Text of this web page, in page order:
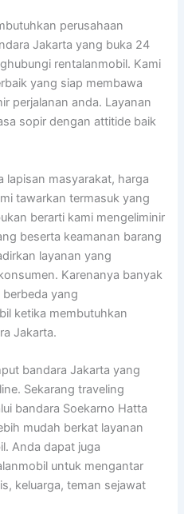
perusahaan
Jakarta yang buka 24
rentalanmobil. Kami
yang siap membawa
perjalanan anda. Layanan
sopir dengan attitide baik
lapisan masyarakat, harga
tawarkan termasuk yang
berarti kami mengeliminir
beserta keamanan barang
layanan yang
Karenanya banyak
yang
ketika membutuhkan
Jakarta.
bandara Jakarta yang
Sekarang traveling
bandara Soekarno Hatta
mudah berkat layanan
Anda dapat juga
untuk mengantar
keluarga, teman sejawat